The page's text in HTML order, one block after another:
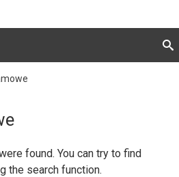
found. You can try to find
the search function.